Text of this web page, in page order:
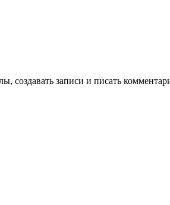
создавать записи и писать